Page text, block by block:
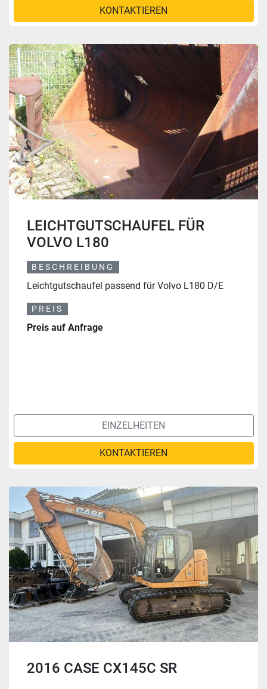
KONTAKTIEREN
LEICHTGUTSCHAUFEL FÜR
VOLVO L180
BESCHREIBUNG
Leichtgutschaufel passend für Volvo L180 D/E
PREIS
Preis auf Anfrage
EINZELHEITEN
KONTAKTIEREN
2016 CASE CX145C SR